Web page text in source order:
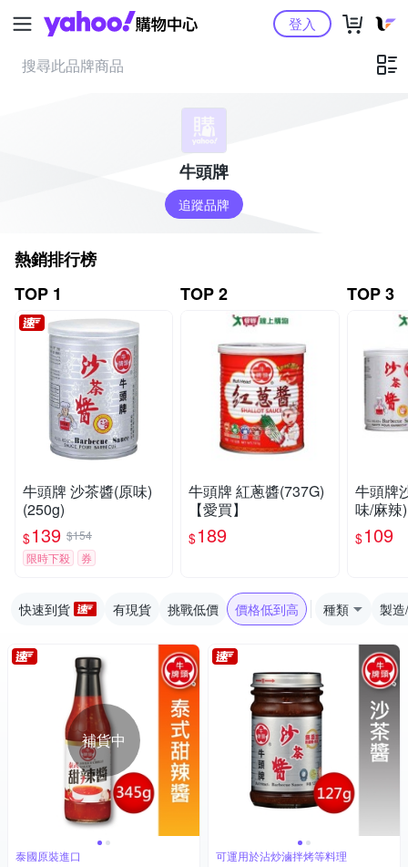
Yahoo購物中心登入
牛頭牌
追蹤品牌
熱銷排行榜
TOP 1
牛頭牌 沙茶醬(原味)
(250g)
$139 $154
限時下殺
券
TOP 2
牛頭牌 紅蔥醬(737G)
【愛買】
$189
TOP 3
牛頭牌
味/麻辣
買】
$109
快速到貨 有現貨 挑戰低價 價格低到高 種類 製
補貨中
泰國原裝進口 可運用於沾炒滷拌烤等料理